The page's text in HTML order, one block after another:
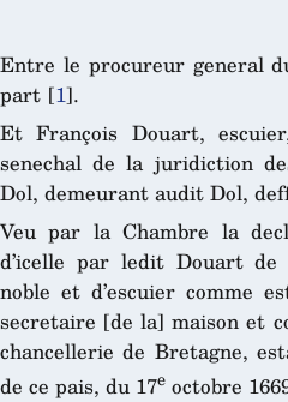
Entre le procureur general
part [1].
Et François Douart,
senechal de la juridiction
Dol, demeurant audit Dol,
Veu par la Chambre la
d’icelle par ledit Douart
noble et d’escuier comme
secretaire [de la] maison et
chancellerie de Bretagne,
de ce pais, du 17e octobre